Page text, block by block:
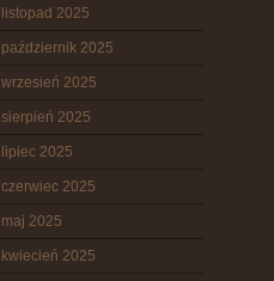
listopad 2025
październik 2025
wrzesień 2025
sierpień 2025
lipiec 2025
czerwiec 2025
maj 2025
kwiecień 2025